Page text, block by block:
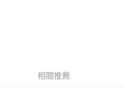
相關推薦